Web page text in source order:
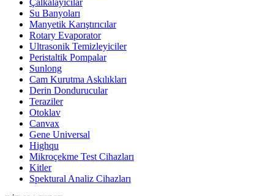
Çalkalayıcılar
Su Banyoları
Manyetik Karıştırıcılar
Rotary Evaporator
Ultrasonik Temizleyiciler
Peristaltik Pompalar
Sunlong
Cam Kurutma Askılıkları
Derin Dondurucular
Teraziler
Otoklav
Canvax
Gene Universal
Highqu
Mikroçekme Test Cihazları
Kitler
Spektural Analiz Cihazları